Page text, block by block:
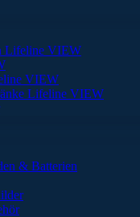
Lifeline VIEW
VIEW
Lifeline VIEW
& Batterien